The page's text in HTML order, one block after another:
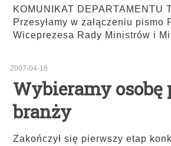
KOMUNIKAT DEPARTAMENTU
Przesyłamy w załączeniu pismo
Wiceprezesa Rady Ministrów i
2007-04-18
Wybieramy osobę
branży
Zakończył się pierwszy etap